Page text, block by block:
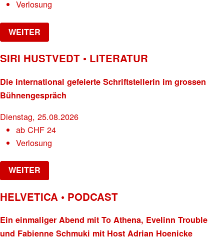
Verlosung
WEITER
SIRI HUSTVEDT • LITERATUR
Die international gefeierte Schriftstellerin im grossen
Bühnengespräch
Dienstag, 25.08.2026
abCHF 24
Verlosung
WEITER
HELVETICA • PODCAST
Ein einmaliger Abend mit To Athena, Evelinn Trouble
und Fabienne Schmuki mit Host Adrian Hoenicke